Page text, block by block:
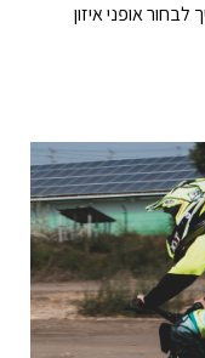
אופני איזון